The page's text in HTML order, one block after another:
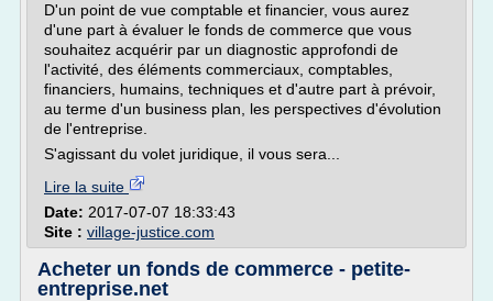
D'un point de vue comptable et financier, vous aurez
d'une part à évaluer le fonds de commerce que vous
souhaitez acquérir par un diagnostic approfondi de
l'activité, des éléments commerciaux, comptables,
financiers, humains, techniques et d'autre part à prévoir,
au terme d'un business plan, les perspectives d'évolution
de l'entreprise.
S'agissant du volet juridique, il vous sera...
Lire la suite
Date: 2017-07-07 18:33:43
Site : village-justice.com
Acheter un fonds de commerce - petite-
entreprise.net